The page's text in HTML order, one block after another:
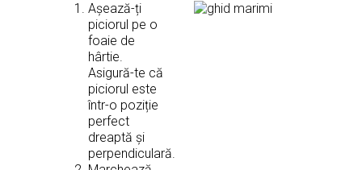
Așează-ți
piciorul pe o
foaie de
hârtie.
Asigură-te că
piciorul este
într-o poziție
perfect
dreaptă și
perpendiculară.